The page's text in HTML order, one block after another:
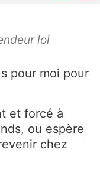
lol
pour moi pour
et forcé à
ou espère
chez